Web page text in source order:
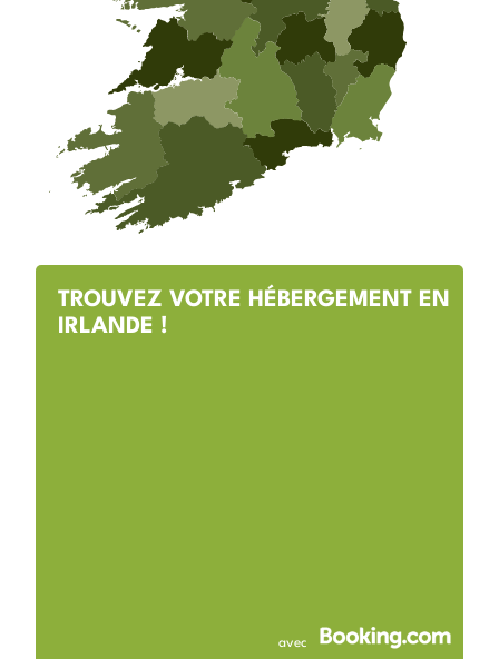
TROUVEZ VOTRE HÉBERGEMENT EN
IRLANDE !
avec